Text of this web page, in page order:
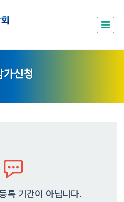
가신청
록 기간이 아닙니다.